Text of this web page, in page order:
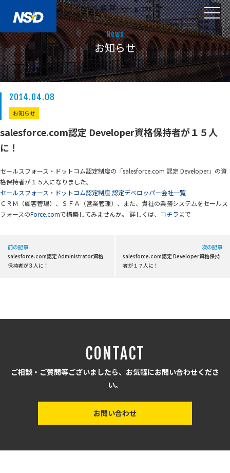
News
お知らせ
2014.04.08
お知らせ
salesforce.com認定 Developer資格保持者が１５人
に！
セールスフォース・ドットコム認定制度の「salesforce.com 認定 Developer」の資
格保持者が１５人になりました。
セールスフォース・ドットコム認定制度 認定デベロッパー会社一覧
ＣＲＭ（顧客管理）、ＳＦＡ（営業管理）、また、貴社の業務システムをセールス
フォースのForce.comで構築してみませんか。 詳しくは、 コチラまで
前の記事
salesforce.com認定 Administrator資格
保持者が３人に！
次の記事
salesforce.com認定 Developer資格保持
者が１７人に！
CONTACT
ご相談・ご質問等ございましたら、お気軽にお問い合わせくださ
い。
お問い合わせ